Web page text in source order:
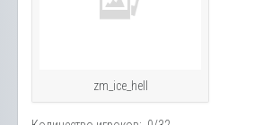
zm_ice_hell